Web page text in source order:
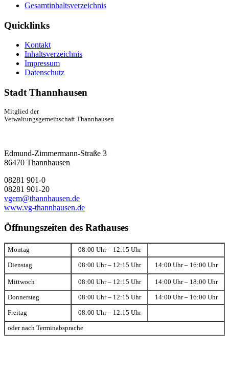
Gesamtinhaltsverzeichnis
Quicklinks
Kontakt
Inhaltsverzeichnis
Impressum
Datenschutz
Stadt Thannhausen
Mitglied der
Verwaltungsgemeinschaft Thannhausen
Edmund-Zimmermann-Straße 3
86470 Thannhausen
08281 901-0
08281 901-20
vgem@thannhausen.de
www.vg-thannhausen.de
Öffnungszeiten des Rathauses
Montag 08:00 Uhr – 12:15 Uhr
Dienstag 08:00 Uhr – 12:15 Uhr 14:00 Uhr – 16:00 Uhr
Mittwoch 08:00 Uhr – 12:15 Uhr 14:00 Uhr – 18:00 Uhr
Donnerstag 08:00 Uhr – 12:15 Uhr 14:00 Uhr – 16:00 Uhr
Freitag 08:00 Uhr – 12:15 Uhr
oder nach Terminabsprache